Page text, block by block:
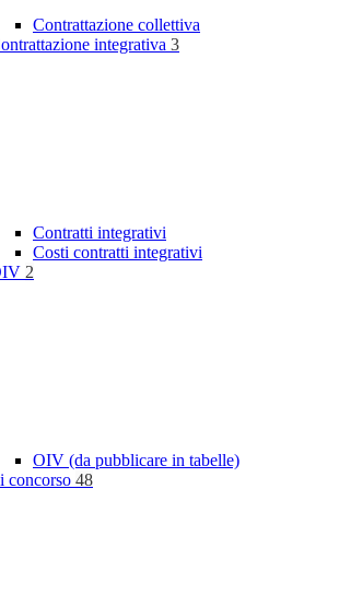
Contrattazione collettiva
integrativa 3
Contratti integrativi
Costi contratti integrativi
2
OIV (da pubblicare in tabelle)
concorso 48